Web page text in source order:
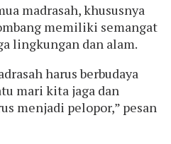
madrasah, khususnya
memiliki semangat
lingkungan dan alam.
harus berbudaya
mari kita jaga dan
menjadi pelopor,” pesan